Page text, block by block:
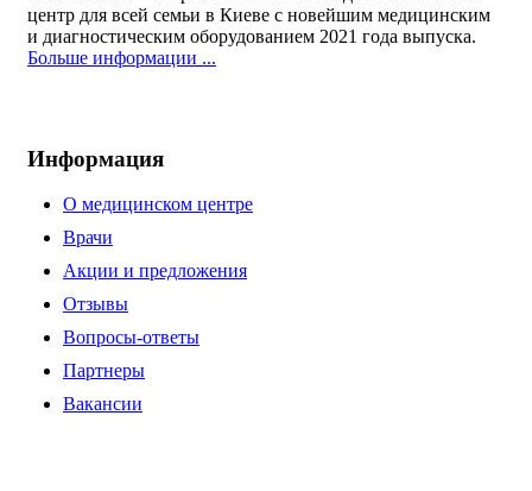
центр для всей семьи в Киеве с новейшим медицинским
и диагностическим оборудованием 2021 года выпуска.
Больше информации ...
Информация
О медицинском центре
Врачи
Акции и предложения
Отзывы
Вопросы-ответы
Партнеры
Вакансии